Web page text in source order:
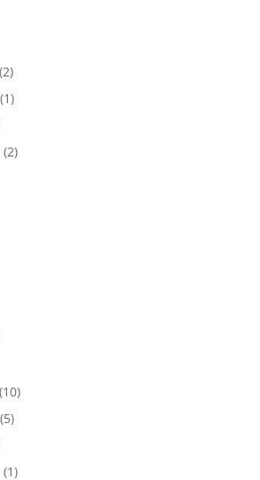
(2)
(10)
(5)
(1)